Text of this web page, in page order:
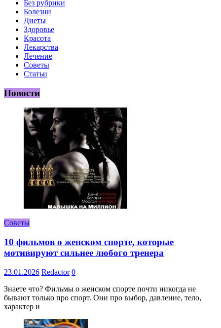
Без рубрики
Болезни
Диеты
Здоровье
Красота
Лекарства
Лечение
Советы
Статьи
Новости
Советы
10 фильмов о женском спорте, которые
мотивируют сильнее любого тренера
23.01.2026 Redactor 0
Знаете что? Фильмы о женском спорте почти никогда не
бывают только про спорт. Они про выбор, давление, тело,
характер и